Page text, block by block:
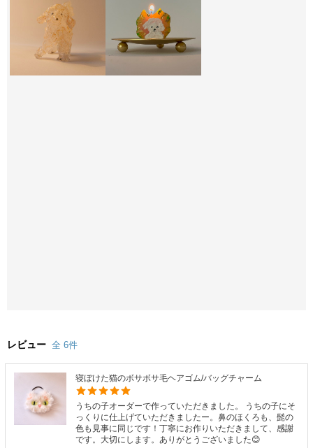
レビュー 全 6件
寝ぼけた猫のボサボサ毛ヘアゴム/バッグチャーム
うちの子オーダーで作っていただきました。 うちの子にそ
っくりに仕上げていただきましたー。鼻のほくろも、髭の
色も見事に同じです！丁寧にお作りいただきまして、感謝
です。大切にします。ありがとうございました😊